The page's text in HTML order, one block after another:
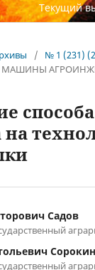
Текущий
/ № 1 (231)
МАШИНЫ
на
Садов
Сорокин